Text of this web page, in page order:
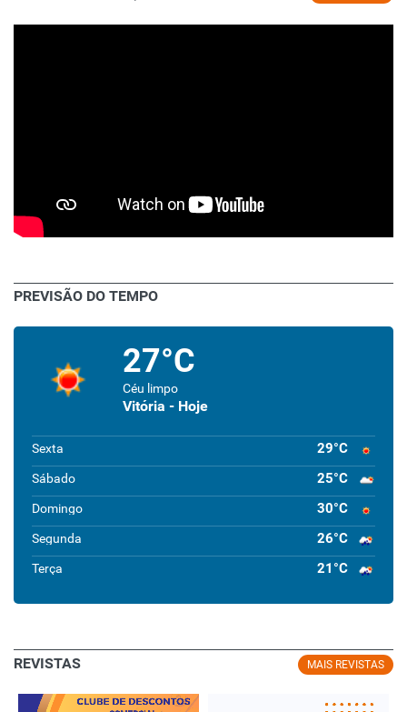
PREVISÃO DO TEMPO
27°C
Céu limpo
Vitória - Hoje
Sexta 29°C
Sábado 25°C
Domingo 30°C
Segunda 26°C
Terça 21°C
MAIS REVISTAS
REVISTAS